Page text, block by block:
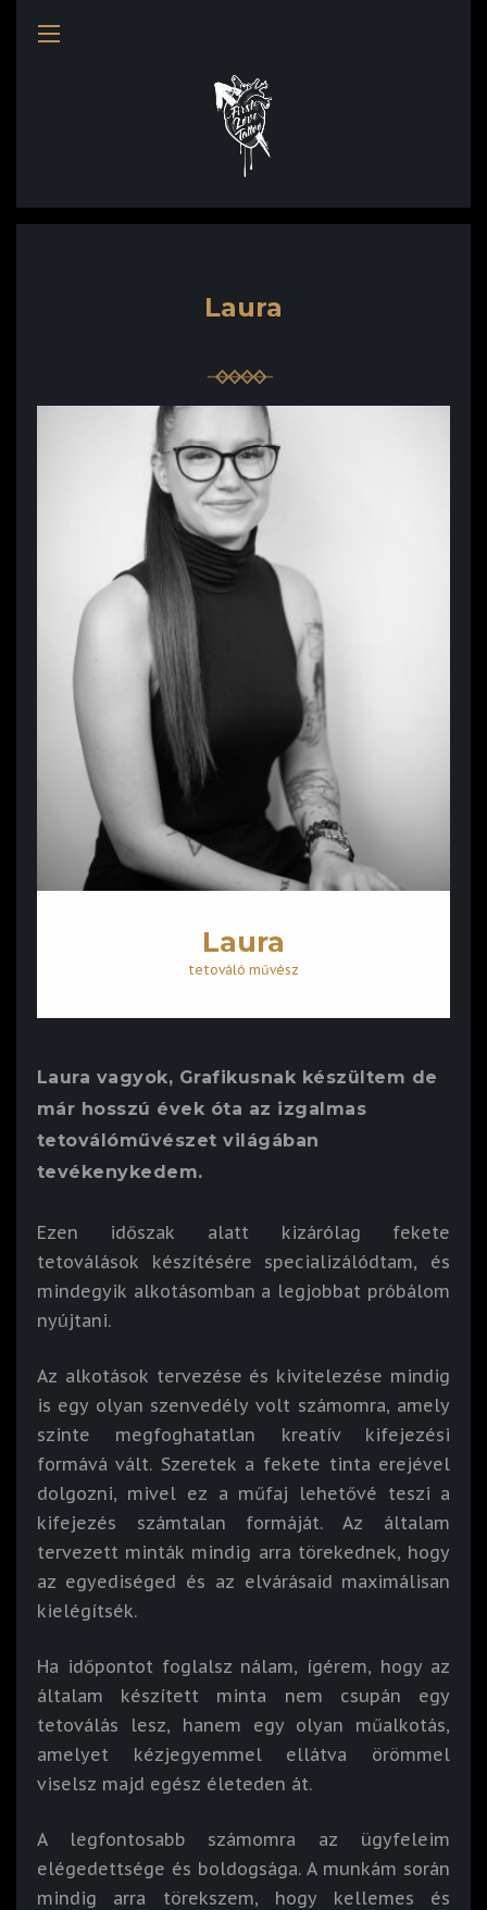
Laura
Laura
tetováló művész
Laura vagyok, Grafikusnak készültem de
már hosszú évek óta az izgalmas
tetoválóművészet világában
tevékenykedem.
Ezen időszak alatt kizárólag fekete
tetoválások készítésére specializálódtam, és
mindegyik alkotásomban a legjobbat próbálom
nyújtani.
Az alkotások tervezése és kivitelezése mindig
is egy olyan szenvedély volt számomra, amely
szinte megfoghatatlan kreatív kifejezési
formává vált. Szeretek a fekete tinta erejével
dolgozni, mivel ez a műfaj lehetővé teszi a
kifejezés számtalan formáját. Az általam
tervezett minták mindig arra törekednek, hogy
az egyediséged és az elvárásaid maximálisan
kielégítsék.
Ha időpontot foglalsz nálam, ígérem, hogy az
általam készített minta nem csupán egy
tetoválás lesz, hanem egy olyan műalkotás,
amelyet kézjegyemmel ellátva örömmel
viselsz majd egész életeden át.
A legfontosabb számomra az ügyfeleim
elégedettsége és boldogsága. A munkám során
mindig arra törekszem, hogy kellemes és